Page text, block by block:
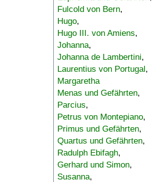
Fulcold von Bern,
Hugo,
Hugo III. von Amiens,
Johanna,
Johanna de Lambertini,
Laurentius von Portugal,
Margaretha
Menas und Gefährten,
Parcius,
Petrus von Montepiano,
Primus und Gefährten,
Quartus und Gefährten,
Radulph Ebifagh,
Gerhard und Simon,
Susanna,